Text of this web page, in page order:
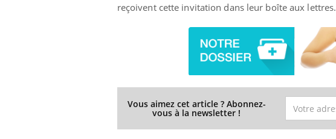
reçoivent cette invitation dans leur boîte aux lettres.
Vous aimez cet article ? Abonnez-
vous à la newsletter !